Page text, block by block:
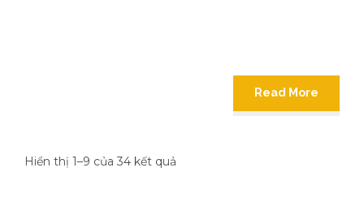
Read More
Hiển thị 1–9 của 34 kết quả